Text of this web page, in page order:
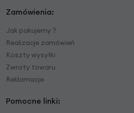
Zamówienia:
Jak pakujemy ?
Realizacje zamówień
Koszty wysyłki
Zwroty towaru
Reklamacje
Pomocne linki: